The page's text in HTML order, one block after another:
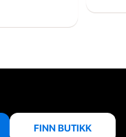
FINN BUTIKK